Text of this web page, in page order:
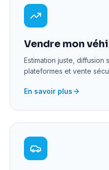
Vendre mon
Estimation juste, diffusion
plateformes et vente
En savoir plus